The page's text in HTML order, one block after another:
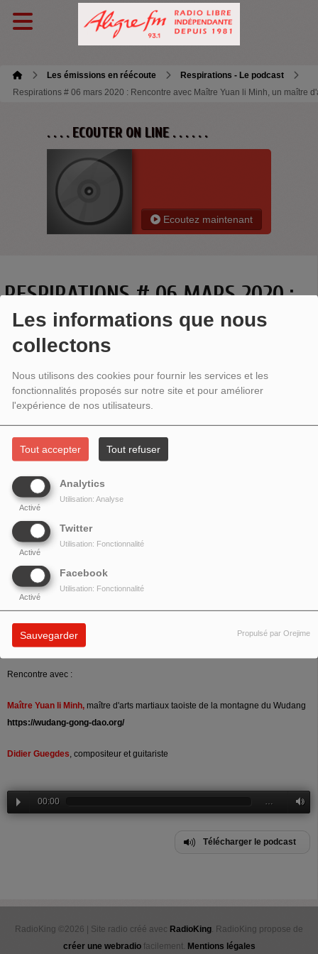
Les informations que nous
collectons
Nous utilisons des cookies pour fournir les services et les
fonctionnalités proposés sur notre site et pour améliorer
l'expérience de nos utilisateurs.
Tout accepter Tout refuser
Analytics
Activé
Utilisation: Analyse
Twitter
Activé
Utilisation: Fonctionnalité
Facebook
Activé
Utilisation: Fonctionnalité
Sauvegarder Propulsé par Orejime
Les émissions en réécoute
Respirations - Le podcast
Respirations # 06 mars 2020 : Rencontre avec Maître Yuan li Minh, un maître
. . . . ECOUTER ON LINE . . . . . .
Ecoutez maintenant
RESPIRATIONS # 06 MARS 2020 :
RENCONTRE AVEC MAÎTRE YUAN LI
MINH, UN MAÎTRE D'ARTS
MARTIAUX TAOISTE DE LA
MONTAGNE DU WUDANG ET DIDIER
GUEGDES, COMPOSITEUR ET
GUITARISTE
Rencontre avec :
Maître Yuan li Minh, maître d'arts martiaux taoiste de la montagne du Wudang
https://wudang-gong-dao.org/
Didier Guegdes , compositeur et guitariste
00:00
Télécharger le podcast
RadioKing ©2026 | Site radio créé avec RadioKing . RadioKing propose de
créer une webradiofacilement. Mentions légales